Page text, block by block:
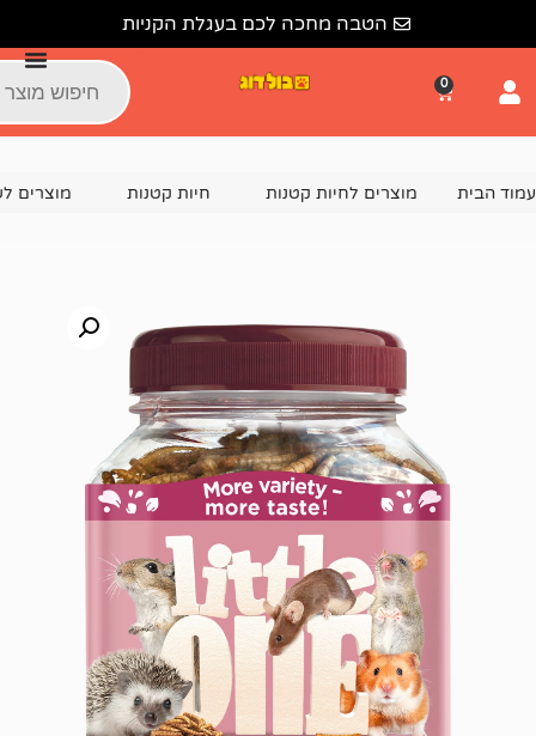
הטבה מחכה לכם בעגלת הקניות
לחיות קטנות חיות קטנות מוצרים לשרקן